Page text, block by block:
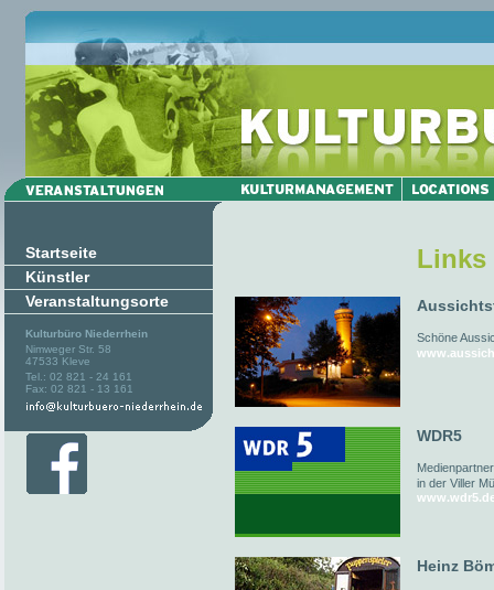
Startseite
Künstler
Veranstaltungsorte
Kulturbüro Niederrhein
Nimweger Str. 58
47533 Kleve
Tel.: 02 821 - 24 161
Fax: 02 821 - 13 161
Links
Schöne
WDR5
in der Viller
Heinz